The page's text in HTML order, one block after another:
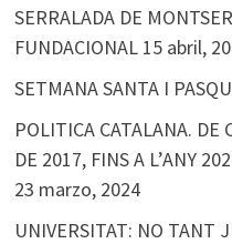
SERRALADA DE
FUNDACIONAL 15 abril,
SETMANA SANTA I
POLITICA CATALANA. DE
DE 2017, FINS A L’ANY
23 marzo, 2024
UNIVERSITAT: NO TANT